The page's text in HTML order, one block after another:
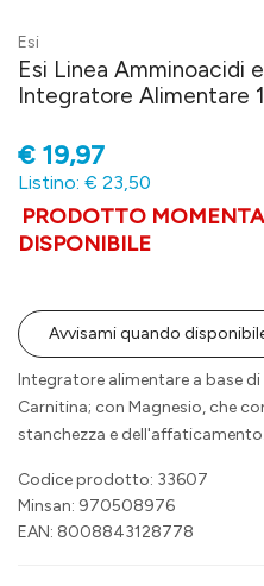
Esi
Esi Linea Amminoacidi
Integratore Alimentare
€ 19,97
Listino: € 23,50
PRODOTTO
DISPONIBILE
Avvisami quando
Integratore alimentare a base
Carnitina; con Magnesio, che
stanchezza e dell'affaticamento.
Codice prodotto: 33607
Minsan: 970508976
EAN: 8008843128778